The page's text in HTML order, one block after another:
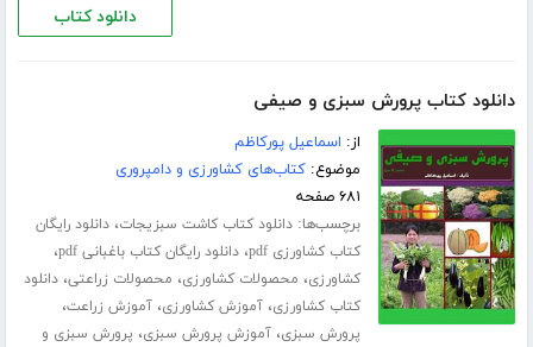
دانلود کتاب
دانلود کتاب پرورش سبزی و صیفی
از: اسماعیل پورکاظم
موضوع:کتاب‌های کشاورزی و دامپروری
۶۸۱ صفحه
برچسب‌ها:دانلود کتاب کاشت سبزیجات،دانلود رایگان
کتاب کشاورزی pdf
،دانلود رایگان کتاب باغبانی pdf ،
کشاورزی، محصولات کشاورزی، محصولات زراعتی،دانلود
کتاب کشاورزی،آموزش کشاورزی،آموزش زراعت،
پرورش سبزی،آموزش پرورش سبزی، پرورش سبزی و